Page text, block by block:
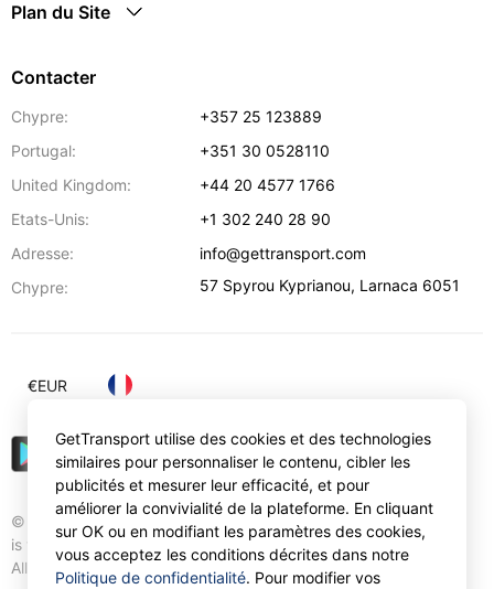
Plan du Site
Contacter
Chypre:
+357 25 123889
Portugal:
+351 30 0528110
United Kingdom:
+44 20 4577 1766
Etats-Unis:
+1 302 240 28 90
Adresse:
info@gettransport.com
Chypre:
57 Spyrou Kyprianou, Larnaca 6051
© Gettransport International Limited. GetTransport®
is trademark of Gettransport International Limited.
All rights reserved.
€EUR
GetTransport utilise des cookies et des technologies
similaires pour personnaliser le contenu, cibler les
publicités et mesurer leur efficacité, et pour
améliorer la convivialité de la plateforme. En cliquant
sur OK ou en modifiant les paramètres des cookies,
vous acceptez les conditions décrites dans notre
Politique de confidentialité. Pour modifier vos